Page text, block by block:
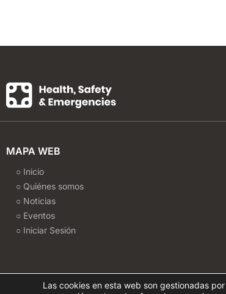
MAPA WEB
○ Inicio
○ Quiénes somos
○ Noticias
○ Eventos
○ Iniciar Sesión
Las cookies en esta web son gestionadas